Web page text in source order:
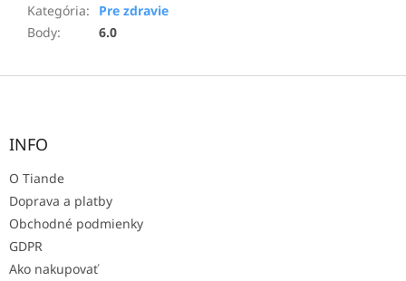
Kategória:
Pre zdravie
Body: 6.0
Z
INFO
O Tiande
Doprava a platby
Obchodné podmienky
GDPR
Ako nakupovať